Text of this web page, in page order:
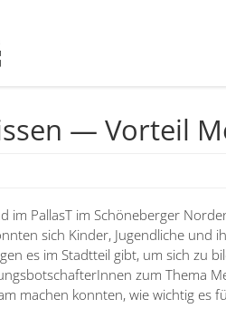
— Vorteil
im PallasT im Schöne­berger
sich Kinder, Jugend­liche und
es im Stadtteil gibt, um sich zu
zum Thema
machen konnten, wie wichtig es